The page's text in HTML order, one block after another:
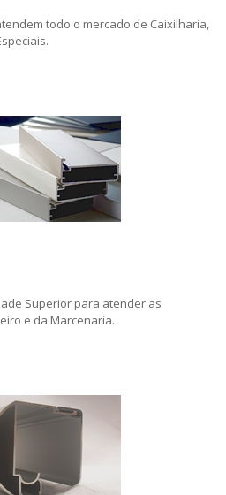
todo o mercado de Caixilharia,
Superior para atender as
e da Marcenaria.